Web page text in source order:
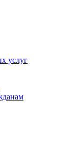
услуг